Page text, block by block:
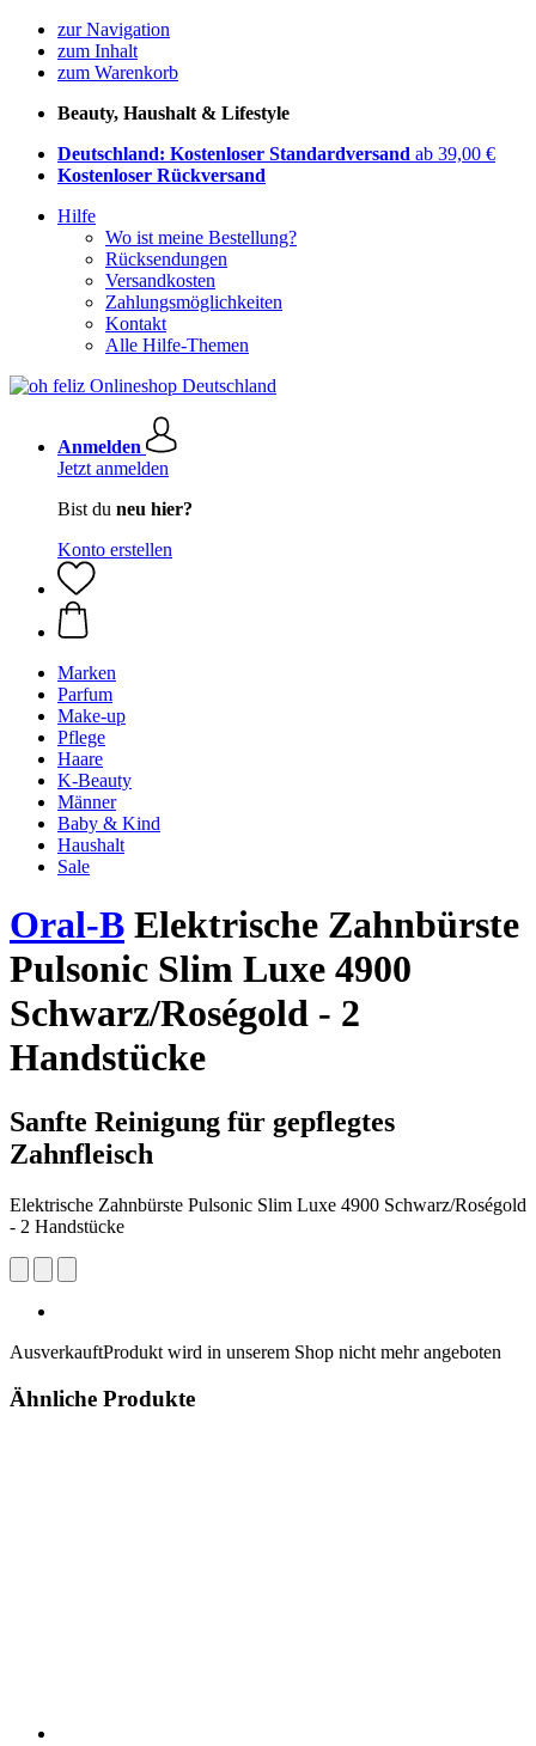
zur Navigation
zum Inhalt
zum Warenkorb
Beauty, Haushalt & Lifestyle
Deutschland: Kostenloser Standardversand ab 39,00 €
Kostenloser Rückversand
Hilfe
Wo ist meine Bestellung?
Rücksendungen
Versandkosten
Zahlungsmöglichkeiten
Kontakt
Alle Hilfe-Themen
Anmelden
Jetzt anmelden
Bist du neu hier?
Konto erstellen
Marken
Parfum
Make-up
Pflege
Haare
K-Beauty
Männer
Baby & Kind
Haushalt
Sale
Oral-B Elektrische Zahnbürste
Pulsonic Slim Luxe 4900
Schwarz/Roségold - 2
Handstücke
Sanfte Reinigung für gepflegtes
Zahnfleisch
Elektrische Zahnbürste Pulsonic Slim Luxe 4900 Schwarz/Roségold
- 2 Handstücke
AusverkauftProdukt wird in unserem Shop nicht mehr angeboten
Ähnliche Produkte